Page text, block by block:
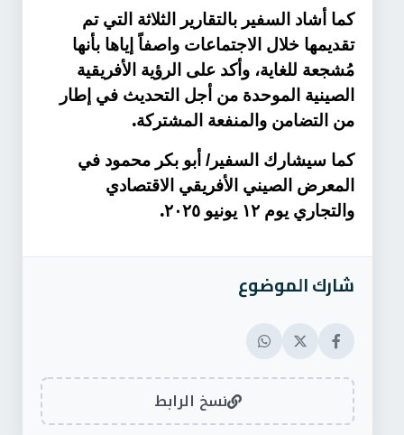
كما أشاد السفير بالتقارير الثلاثة التي تم
تقديمها خلال الاجتماعات واصفاً إياها بأنها
مُشجعة للغاية، وأكد على الرؤية الأفريقية
الصينية الموحدة من أجل التحديث في إطار
من التضامن والمنفعة المشتركة.
كما سيشارك السفير/ أبو بكر محمود في
المعرض الصيني الأفريقي الاقتصادي
والتجاري يوم ١٢ يونيو ٢٠٢٥
.
شارك الموضوع
نسخ الرابط